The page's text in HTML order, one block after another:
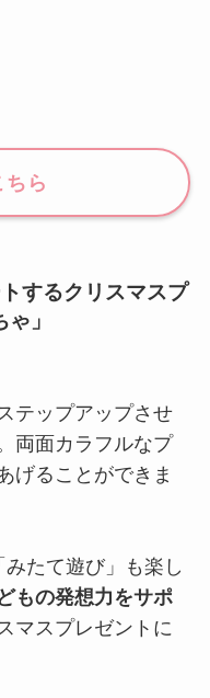
ら
するクリスマスプ
」
テップアップさせ
両面カラフルなプ
げることができま
たて遊び」も楽し
もの発想力をサポ
マスプレゼントに